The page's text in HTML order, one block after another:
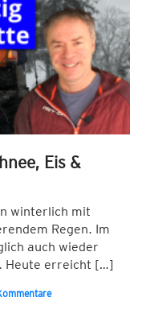
Eis &
winterlich mit
Regen. Im
auch wieder
Heute erreicht […]